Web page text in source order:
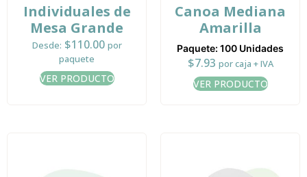
Individuales de
Mesa Grande
Desde: $110.00 por
paquete
VER PRODUCTO
Canoa Mediana
Amarilla
Paquete: 100 Unidades
$7.93 por caja + IVA
VER PRODUCTO